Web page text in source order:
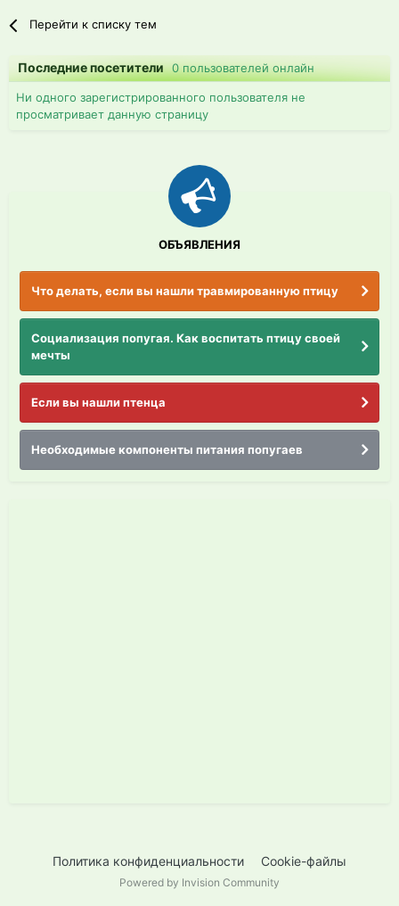
Перейти к списку тем
Последние посетители0 пользователей онлайн
Ни одного зарегистрированного пользователя не
просматривает данную страницу
ОБЪЯВЛЕНИЯ
Что делать, если вы нашли травмированную птицу
Социализация попугая. Как воспитать птицу своей
мечты
Если вы нашли птенца
Необходимые компоненты питания попугаев
Политика конфиденциальности Cookie-файлы
Powered by Invision Community